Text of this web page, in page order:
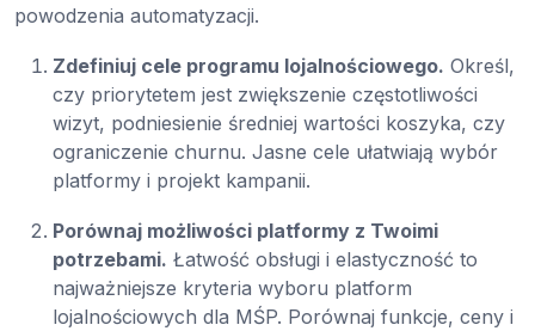
powodzenia automatyzacji.
Zdefiniuj cele programu lojalnościowego. Określ,
czy priorytetem jest zwiększenie częstotliwości
wizyt, podniesienie średniej wartości koszyka, czy
ograniczenie churnu. Jasne cele ułatwiają wybór
platformy i projekt kampanii.
Porównaj możliwości platformy z Twoimi
potrzebami. Łatwość obsługi i elastyczność to
najważniejsze kryteria wyboru platform
lojalnościowych dla MŚP. Porównaj funkcje, ceny i